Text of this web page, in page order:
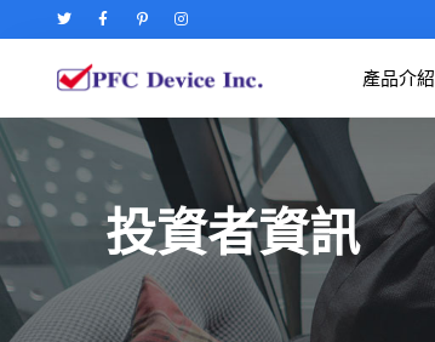
產品介紹
投資者資訊